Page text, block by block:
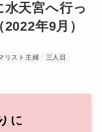
天宮へ行っ
年9月）
リスト主婦 三人目